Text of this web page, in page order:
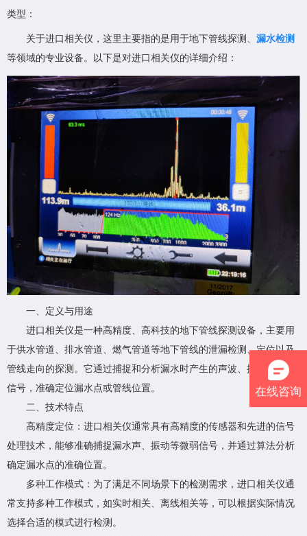
类型：
关于进口相关仪，这里主要指的是用于地下管线探测、 漏水检测
等领域的专业设备。以下是对进口相关仪的详细介绍：
一、定义与用途
进口相关仪是一种高精度、高科技的地下管线探测设备，主要用
于供水管道、排水管道、燃气管道等地下管线的泄漏检测、定位以及
管线走向的探测。它通过捕捉和分析漏水时产生的声波、振动等物理
信号，准确定位漏水点或管线位置。
二、技术特点
高精度定位：进口相关仪通常具有高精度的传感器和先进的信号
处理技术，能够准确捕捉漏水声、振动等微弱信号，并通过算法分析
确定漏水点的准确位置。
多种工作模式：为了满足不同场景下的检测需求，进口相关仪通
常支持多种工作模式，如实时相关、离线相关等，可以根据实际情况
选择合适的模式进行检测。
在线咨询